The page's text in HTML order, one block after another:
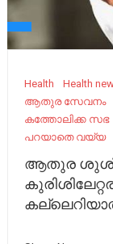
Health Health
ആതുര സേവനം
കത്തോലിക്ക സഭ
പറയാതെ വയ്യ
ആതുര